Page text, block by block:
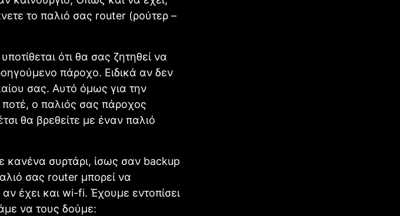
το παλιό σας router (ρούτερ –
ότι θα σας ζητηθεί να
πάροχο. Ειδικά αν δεν
σας. Αυτό όμως για την
ποτέ, ο παλιός σας πάροχος
θα βρεθείτε με έναν παλιό
κανένα συρτάρι, ίσως σαν backup
σας router μπορεί να
έχει και wi-fi. Έχουμε εντοπίσει
να τους δούμε: